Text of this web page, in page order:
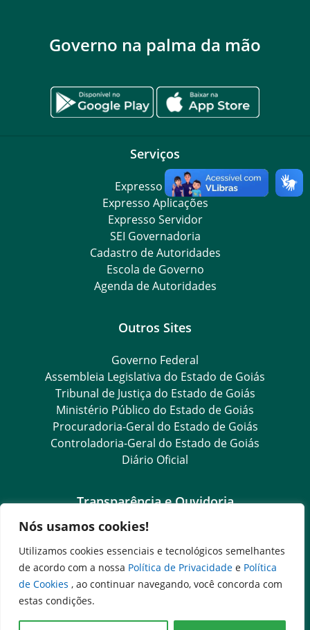
Nós usamos cookies!
Utilizamos cookies essenciais e tecnológicos semelhantes
de acordo com a nossa Política de Privacidade e Política
de Cookies , ao continuar navegando, você concorda com
estas condições.
Governo na palma da mão
Serviços
Expresso Goiás
Expresso Aplicações
Expresso Servidor
SEI Governadoria
Cadastro de Autoridades
Escola de Governo
Agenda de Autoridades
Outros Sites
Governo Federal
Assembleia Legislativa do Estado de Goiás
Tribunal de Justiça do Estado de Goiás
Ministério Público do Estado de Goiás
Procuradoria-Geral do Estado de Goiás
Controladoria-Geral do Estado de Goiás
Diário Oficial
Transparência e Ouvidoria
LGPD
Goiás Transparência
Dados Abertos Goiás
SIC – Serviço de Informação ao Cidadão
e-SIC – Serviço Eletrônico de Informação ao Cidadão
Ouvidoria Setorial (Expresso)